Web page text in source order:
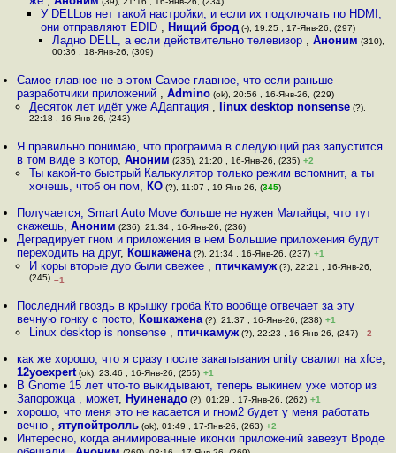
У DELLов нет такой настройки, и если их подключать по HDMI,
они отправляют EDID , Нищий брод(-), 19:25 , 17-Янв-26, (297)
Ладно DELL, а если действительно телевизор ,Аноним (310),
00:36 , 18-Янв-26, (309)
Самое главное не в этом Самое главное, что если раньше
разработчики приложений ,Admino (ok), 20:56 , 16-Янв-26, (229)
Десяток лет идёт уже АДаптация , linux desktop nonsense(?),
22:18 , 16-Янв-26, (243)
Я правильно понимаю, что программа в следующий раз запустится
в том виде в котор,Аноним (235), 21:20 , 16-Янв-26, (235) +2
Ты какой-то быстрый Калькулятор только режим вспомнит, а ты
хочешь, чтоб он пом, КО(?), 11:07 , 19-Янв-26, (345)
Получается, Smart Auto Move больше не нужен Малайцы, что тут
скажешь,Аноним (236), 21:34 , 16-Янв-26, (236)
Деградирует гном и приложения в нем Большие приложения будут
переходить на друг, Кошкажена (?), 21:34 , 16-Янв-26, (237) +1
И коры вторые дуо были свежее , птичкамуж(?), 22:21 , 16-Янв-26,
(245) –1
Последний гвоздь в крышку гроба Кто вообще отвечает за эту
вечную гонку с посто, Кошкажена (?), 21:37 , 16-Янв-26, (238) +1
Linux desktop is nonsense , птичкамуж(?), 22:23 , 16-Янв-26, (247) –2
как же хорошо, что я сразу после закапывания unity свалил на xfce,
12yoexpert (ok), 23:46 , 16-Янв-26, (255) +1
В Gnome 15 лет что-то выкидывают, теперь выкинем уже мотор из
Запорожца , может, Нуиненадо (?), 01:29 , 17-Янв-26, (262) +1
хорошо, что меня это не касается и гном2 будет у меня работать
вечно ,ятупойтролль (ok), 01:49 , 17-Янв-26, (263) +2
Интересно, когда анимированные иконки приложений завезут Вроде